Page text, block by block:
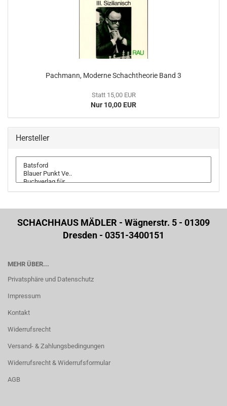
Pachmann, Moderne Schachtheorie Band 3
Statt 15,00 EUR
Nur 10,00 EUR
Hersteller
SCHACHHAUS MÄDLER - Wägnerstr. 5 - 01309
Dresden - 0351-3400151
MEHR ÜBER...
Privatsphäre und Datenschutz
Impressum
Kontakt
Widerrufsrecht
Versand- & Zahlungsbedingungen
Widerrufsrecht & Widerrufsformular
AGB